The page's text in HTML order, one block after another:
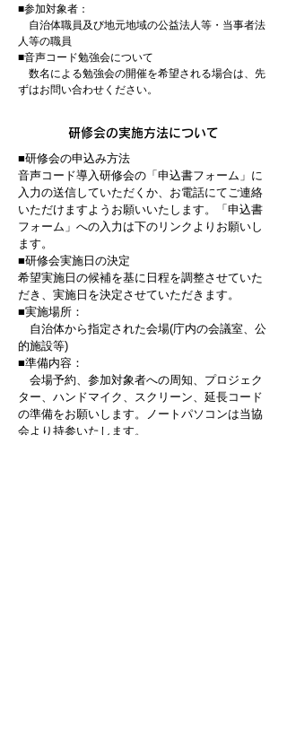
■参加対象者：
自治体職員及び地元地域の公益法人等・当事者法
人等の職員
■音声コード勉強会について
​ 数名による勉強会の開催を希望される場合は、先
ずはお問い合わせください。
研修会の実施方法について
■研修会の申込み方法
音声コード導入研修会の「申込書フォーム」に
入力の送信していただくか、お電話にてご連絡
いただけますようお願いいたします。「申込書
フォーム」への入力は下のリンクよりお願いし
ます。
■研修会実施日の決定
希望実施日の候補を基に日程を調整させていた
だき、実施日を決定させていただきます。
■実施場所：
自治体から指定された会場(庁内の会議室、公
的施設等)
■準備内容：
会場予約、参加対象者への周知、プロジェク
ター、ハンドマイク、スクリーン、延長コード
の準備をお願いします。ノートパソコンは当協
会より持参いたします。